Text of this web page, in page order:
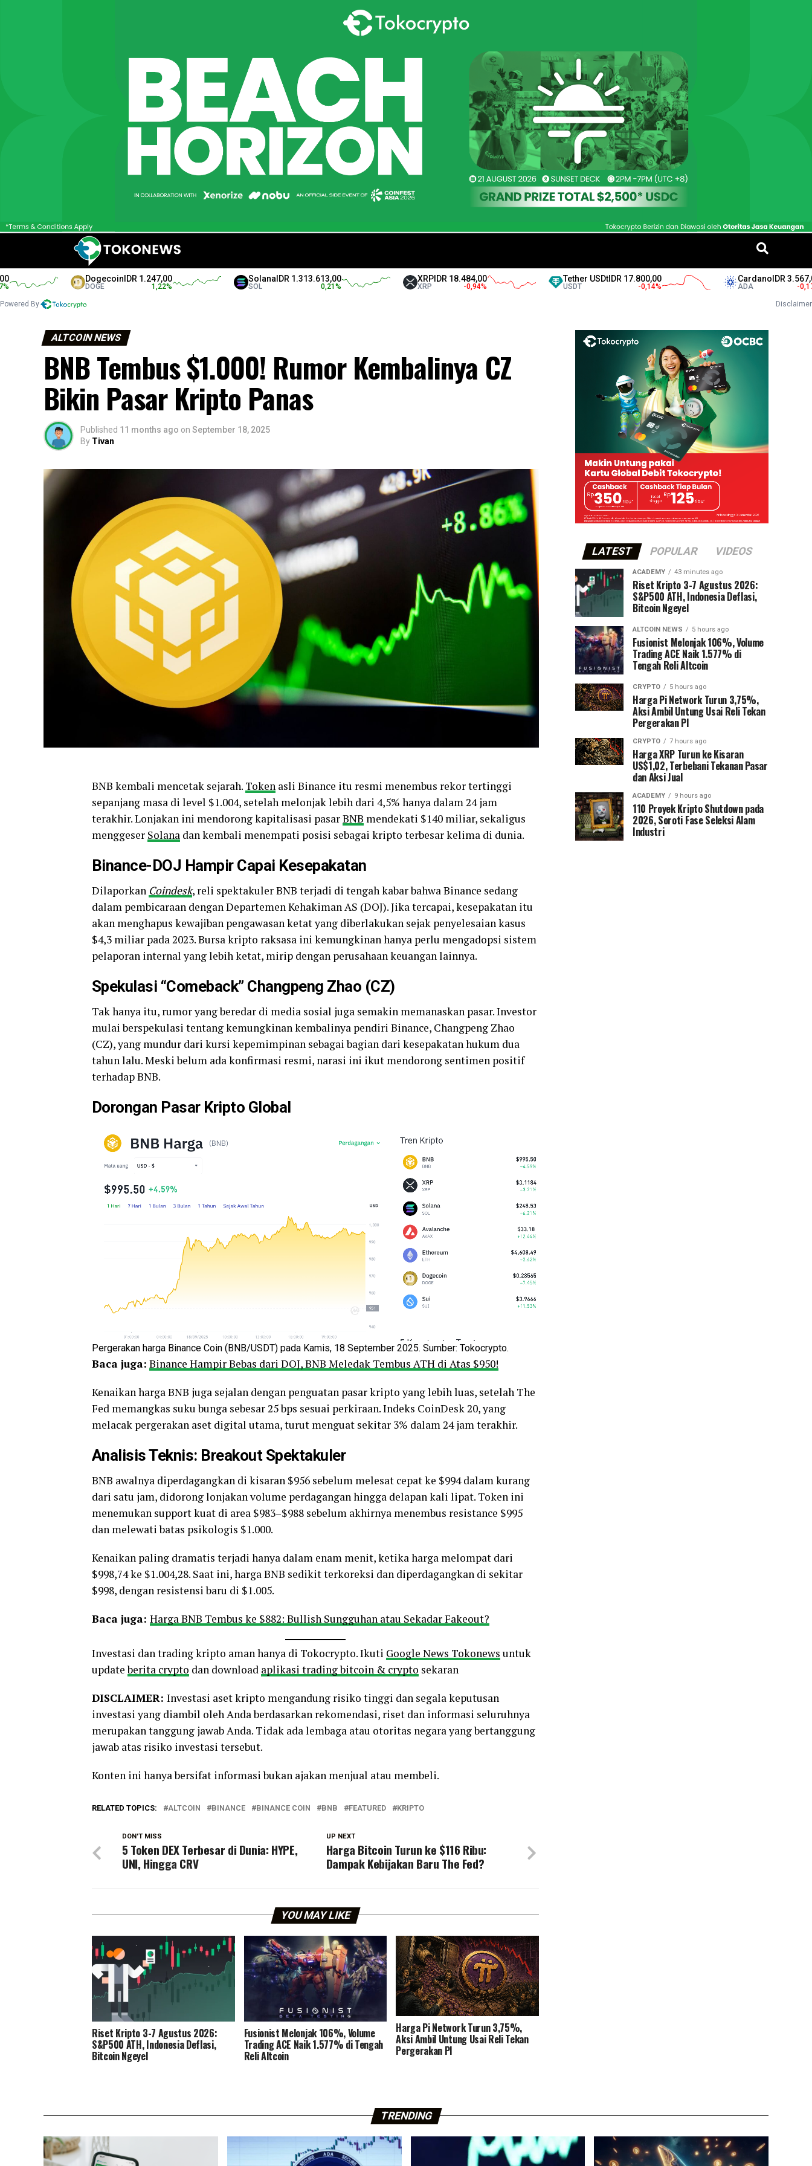
DogecoinIDR 1.247,00
DOGE
SolanaIDR 1.313.613,00 XRPIDR 18.484,00 Tether USDtIDR 17.800,00
USDT
CardanoIDR 3.567,00
Powered By Disclaimer
ALTCOIN NEWS
BNB Tembus $1.000! Rumor Kembalinya CZ
Bikin Pasar Kripto Panas
Published 11 months ago on September 18, 2025
By Tivan
BNB kembali mencetak sejarah. Token asli Binance itu resmi menembus rekor tertinggi
sepanjang masa di level $1.004, setelah melonjak lebih dari 4,5% hanya dalam 24 jam
terakhir. Lonjakan ini mendorong kapitalisasi pasarBNB mendekati $140 miliar, sekaligus
menggeser Solana dan kembali menempati posisi sebagai kripto terbesar kelima di dunia.
Binance-DOJ Hampir Capai Kesepakatan
Dilaporkan Coindesk, reli spektakuler BNB terjadi di tengah kabar bahwa Binance sedang
dalam pembicaraan dengan Departemen Kehakiman AS (DOJ). Jika tercapai, kesepakatan itu
akan menghapus kewajiban pengawasan ketat yang diberlakukan sejak penyelesaian kasus
$4,3 miliar pada 2023. Bursa kripto raksasa ini kemungkinan hanya perlu mengadopsi sistem
pelaporan internal yang lebih ketat, mirip dengan perusahaan keuangan lainnya.
Spekulasi “Comeback” Changpeng Zhao (CZ)
Tak hanya itu, rumor yang beredar di media sosial juga semakin memanaskan pasar. Investor
mulai berspekulasi tentang kemungkinan kembalinya pendiri Binance, Changpeng Zhao
(CZ), yang mundur dari kursi kepemimpinan sebagai bagian dari kesepakatan hukum dua
tahun lalu. Meski belum ada konfirmasi resmi, narasi ini ikut mendorong sentimen positif
terhadap BNB.
Dorongan Pasar Kripto Global
Pergerakan harga Binance Coin (BNB/USDT) pada Kamis, 18 September 2025. Sumber: Tokocrypto.
Baca juga: Binance Hampir Bebas dari DOJ, BNB Meledak Tembus ATH di Atas $950!
Kenaikan harga BNB juga sejalan dengan penguatan pasar kripto yang lebih luas, setelah The
Fed memangkas suku bunga sebesar 25 bps sesuai perkiraan. Indeks CoinDesk 20, yang
melacak pergerakan aset digital utama, turut menguat sekitar 3% dalam 24 jam terakhir.
Analisis Teknis: Breakout Spektakuler
BNB awalnya diperdagangkan di kisaran $956 sebelum melesat cepat ke $994 dalam kurang
dari satu jam, didorong lonjakan volume perdagangan hingga delapan kali lipat. Token ini
menemukan support kuat di area $983–$988 sebelum akhirnya menembus resistance $995
dan melewati batas psikologis $1.000.
Kenaikan paling dramatis terjadi hanya dalam enam menit, ketika harga melompat dari
$998,74 ke $1.004,28. Saat ini, harga BNB sedikit terkoreksi dan diperdagangkan di sekitar
$998, dengan resistensi baru di $1.005.
Baca juga: Harga BNB Tembus ke $882: Bullish Sungguhan atau Sekadar Fakeout?
Investasi dan trading kripto aman hanya di Tokocrypto. Ikuti Google News Tokonews untuk
updateberita crypto dan download aplikasi trading bitcoin & crypto sekaran
DISCLAIMER: Investasi aset kripto mengandung risiko tinggi dan segala keputusan
investasi yang diambil oleh Anda berdasarkan rekomendasi, riset dan informasi seluruhnya
merupakan tanggung jawab Anda. Tidak ada lembaga atau otoritas negara yang bertanggung
jawab atas risiko investasi tersebut.
Konten ini hanya bersifat informasi bukan ajakan menjual atau membeli.
RELATED TOPICS: ALTCOIN BINANCE BINANCE COIN BNB FEATURED KRIPTO
UP NEXT
Harga Bitcoin Turun ke $116 Ribu:
Dampak Kebijakan Baru The Fed?
DON'T MISS
5 Token DEX Terbesar di Dunia: HYPE,
UNI, Hingga CRV
YOU MAY LIKE
Riset Kripto 3-7 Agustus 2026:
S&P500 ATH, Indonesia Deflasi,
Bitcoin Ngeyel
Fusionist Melonjak 106%, Volume
Trading ACE Naik 1.577% di Tengah
Reli Altcoin
Harga Pi Network Turun 3,75%,
Aksi Ambil Untung Usai Reli Tekan
Pergerakan PI
LATEST POPULAR VIDEOS
ACADEMY 43 minutes ago
Riset Kripto 3-7 Agustus 2026:
S&P500 ATH, Indonesia Deflasi,
Bitcoin Ngeyel
ALTCOIN NEWS 5 hours ago
Fusionist Melonjak 106%, Volume
Trading ACE Naik 1.577% di
Tengah Reli Altcoin
CRYPTO 5 hours ago
Harga Pi Network Turun 3,75%,
Aksi Ambil Untung Usai Reli Tekan
Pergerakan PI
CRYPTO 7 hours ago
Harga XRP Turun ke Kisaran
US$1,02, Terbebani Tekanan Pasar
dan Aksi Jual
ACADEMY 9 hours ago
110 Proyek Kripto Shutdown pada
2026, Soroti Fase Seleksi Alam
Industri
TRENDING